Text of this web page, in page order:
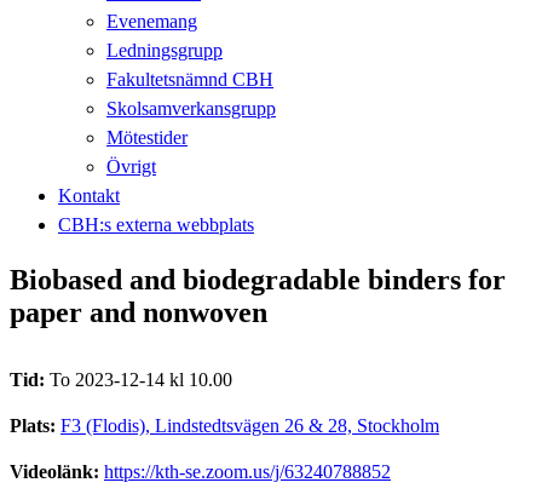
Evenemang
Ledningsgrupp
Fakultetsnämnd CBH
Skolsamverkansgrupp
Mötestider
Övrigt
Kontakt
CBH:s externa webbplats
Biobased and biodegradable binders for
paper and nonwoven
Tid: To 2023-12-14 kl 10.00
Plats: F3 (Flodis), Lindstedtsvägen 26 & 28, Stockholm
Videolänk: https://kth-se.zoom.us/j/63240788852